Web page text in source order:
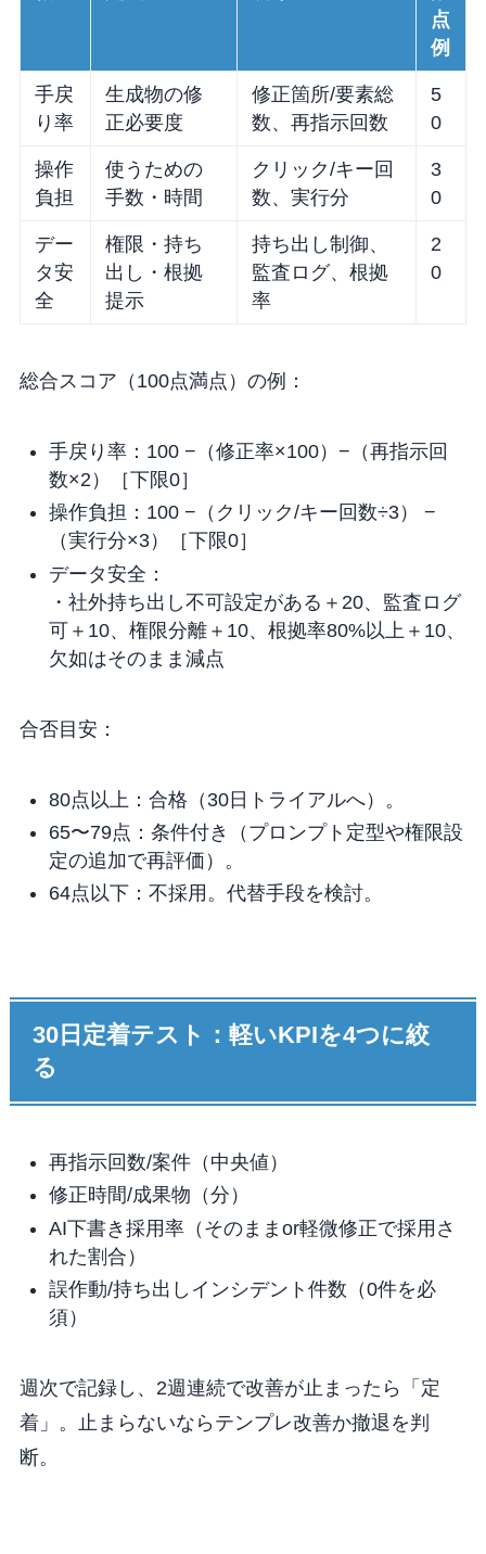
点
例
手戻
り率
生成物の修
正必要度
修正箇所/要素総
数、再指示回数
5
0
操作
負担
使うための
手数・時間
クリック/キー回
数、実行分
3
0
デー
タ安
全
権限・持ち
出し・根拠
提示
持ち出し制御、
監査ログ、根拠
率
2
0
総合スコア（100点満点）の例：
手戻り率：100 −（修正率×100）−（再指示回
数×2）［下限0］
操作負担：100 −（クリック/キー回数÷3） −
（実行分×3）［下限0］
データ安全：
・社外持ち出し不可設定がある＋20、監査ログ
可＋10、権限分離＋10、根拠率80%以上＋10、
欠如はそのまま減点
合否目安：
80点以上：合格（30日トライアルへ）。
65〜79点：条件付き（プロンプト定型や権限設
定の追加で再評価）。
64点以下：不採用。代替手段を検討。
30日定着テスト：軽いKPIを4つに絞
る
再指示回数/案件（中央値）
修正時間/成果物（分）
AI下書き採用率（そのままor軽微修正で採用さ
れた割合）
誤作動/持ち出しインシデント件数（0件を必
須）
週次で記録し、2週連続で改善が止まったら「定
着」。止まらないならテンプレ改善か撤退を判
断。